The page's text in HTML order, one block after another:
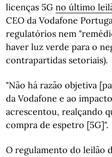
licenças 5G no último
CEO da Vodafone
regulatórios nem
haver luz verde para o
contrapartidas setoriais).
"Não há razão objetiva
da Vodafone e ao
acrescentou, realçando
compra de espetro [5G]".
O regulamento do leilão